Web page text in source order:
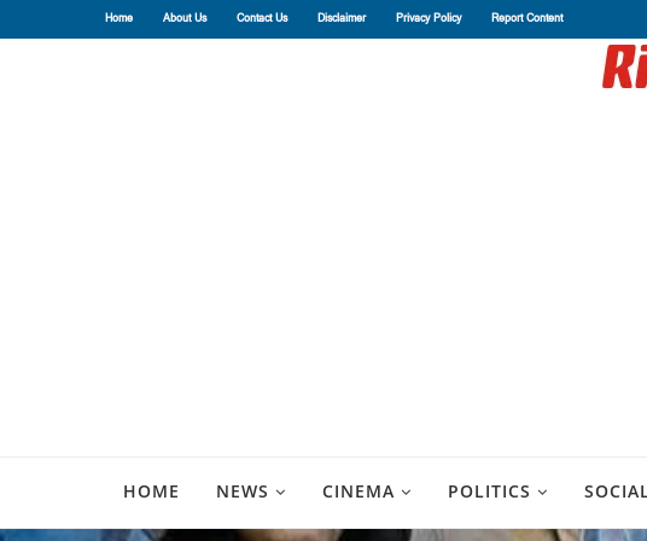
Home About Us Contact Us Disclaimer Privacy Policy Report Content
HOME NEWS CINEMA POLITICS